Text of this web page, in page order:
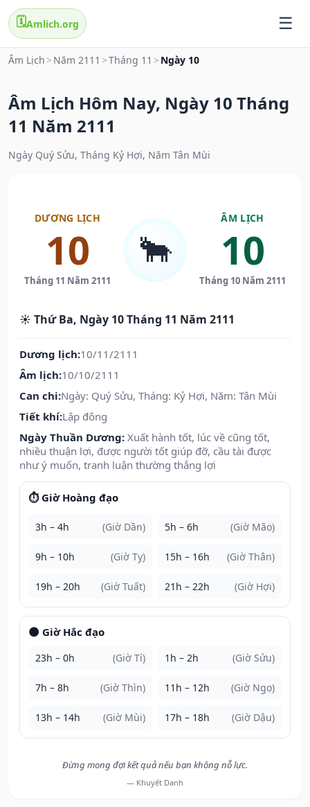
🗓️Amlich.org
Âm Lịch > Năm 2111 >Tháng 11 > Ngày 10
Âm Lịch Hôm Nay, Ngày 10 Tháng
11 Năm 2111
Ngày Quý Sửu, Tháng Kỷ Hợi, Năm Tân Mùi
DƯƠNG LỊCH
10
Tháng 11 Năm 2111
🐂
ÂM LỊCH
10
Tháng 10 Năm 2111
☀️ Thứ Ba, Ngày 10 Tháng 11 Năm 2111
Dương lịch:10/11/2111
Âm lịch:10/10/2111
Can chi:Ngày: Quý Sửu, Tháng: Kỷ Hợi, Năm: Tân Mùi
Tiết khí:Lập đông
Ngày Thuần Dương: Xuất hành tốt, lúc về cũng tốt,
nhiều thuận lợi, được người tốt giúp đỡ, cầu tài được
như ý muốn, tranh luận thường thắng lợi
⏱️ Giờ Hoàng đạo
3h – 4h (Giờ Dần) 5h – 6h (Giờ Mão)
9h – 10h (Giờ Tỵ) 15h – 16h (Giờ Thân)
19h – 20h (Giờ Tuất) 21h – 22h (Giờ Hợi)
🌑 Giờ Hắc đạo
23h – 0h (Giờ Tí) 1h – 2h (Giờ Sửu)
7h – 8h (Giờ Thìn) 11h – 12h (Giờ Ngọ)
13h – 14h (Giờ Mùi) 17h – 18h (Giờ Dậu)
Đừng mong đợi kết quả nếu bạn không nỗ lực.
— Khuyết Danh